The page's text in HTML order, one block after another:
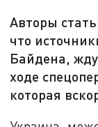
Авторы
что
Байдена,
ходе
которая